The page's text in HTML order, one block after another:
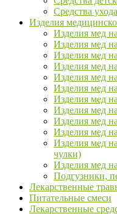
Средства
Изделия
Изделия мед
Изделия мед
Изделия мед
Изделия мед
Изделия мед
Изделия мед
Изделия мед
Изделия мед
Изделия мед
Изделия мед
Изделия мед
чулки)
Изделия мед
Подгузники,
Лекарственные
Питательные смеси
Лекарственные